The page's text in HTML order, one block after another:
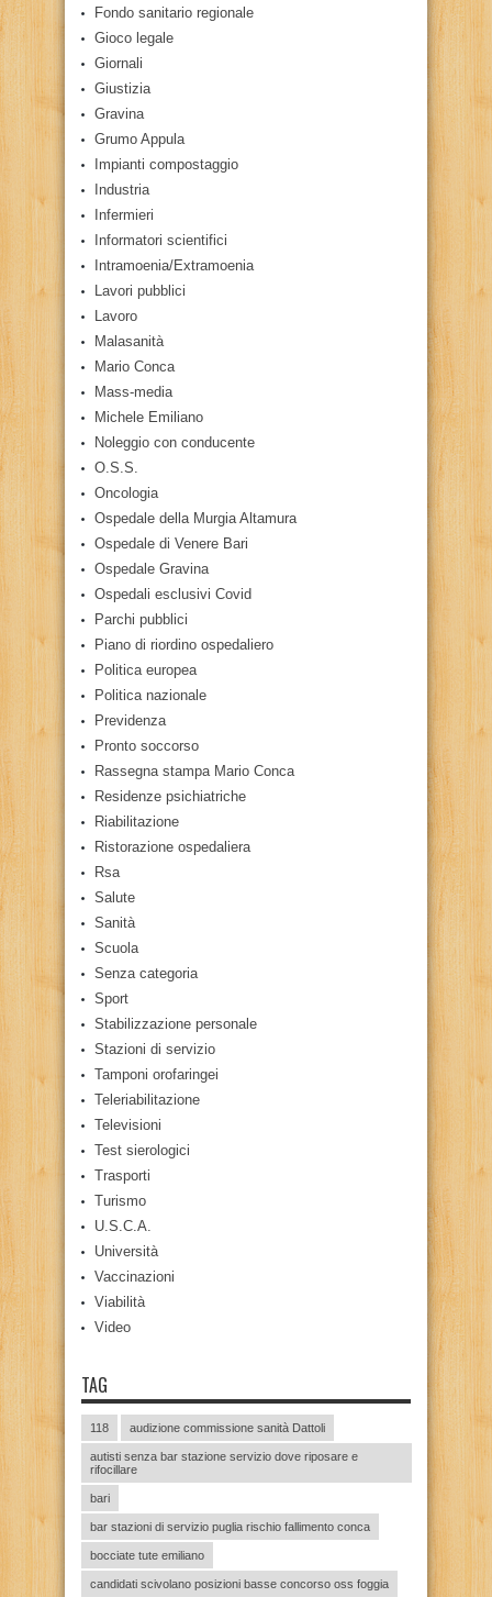
Fondo sanitario regionale
Gioco legale
Giornali
Giustizia
Gravina
Grumo Appula
Impianti compostaggio
Industria
Infermieri
Informatori scientifici
Intramoenia/Extramoenia
Lavori pubblici
Lavoro
Malasanità
Mario Conca
Mass-media
Michele Emiliano
Noleggio con conducente
O.S.S.
Oncologia
Ospedale della Murgia Altamura
Ospedale di Venere Bari
Ospedale Gravina
Ospedali esclusivi Covid
Parchi pubblici
Piano di riordino ospedaliero
Politica europea
Politica nazionale
Previdenza
Pronto soccorso
Rassegna stampa Mario Conca
Residenze psichiatriche
Riabilitazione
Ristorazione ospedaliera
Rsa
Salute
Sanità
Scuola
Senza categoria
Sport
Stabilizzazione personale
Stazioni di servizio
Tamponi orofaringei
Teleriabilitazione
Televisioni
Test sierologici
Trasporti
Turismo
U.S.C.A.
Università
Vaccinazioni
Viabilità
Video
TAG
118 audizione commissione sanità Dattoli
autisti senza bar stazione servizio dove riposare e
rifocillare
bari
bar stazioni di servizio puglia rischio fallimento conca
bocciate tute emiliano
candidati scivolano posizioni basse concorso oss foggia